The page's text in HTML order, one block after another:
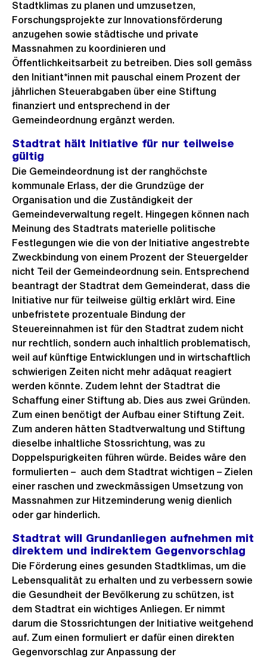
Stadtklimas zu planen und umzusetzen,
Forschungsprojekte zur Innovationsförderung
anzugehen sowie städtische und private
Massnahmen zu koordinieren und
Öffentlichkeitsarbeit zu betreiben. Dies soll gemäss
den Initiant*innen mit pauschal einem Prozent der
jährlichen Steuerabgaben über eine Stiftung
finanziert und entsprechend in der
Gemeindeordnung ergänzt werden.
Stadtrat hält Initiative für nur teilweise
gültig
Die Gemeindeordnung ist der ranghöchste
kommunale Erlass, der die Grundzüge der
Organisation und die Zuständigkeit der
Gemeindeverwaltung regelt. Hingegen können nach
Meinung des Stadtrats materielle politische
Festlegungen wie die von der Initiative angestrebte
Zweckbindung von einem Prozent der Steuergelder
nicht Teil der Gemeindeordnung sein. Entsprechend
beantragt der Stadtrat dem Gemeinderat, dass die
Initiative nur für teilweise gültig erklärt wird. Eine
unbefristete prozentuale Bindung der
Steuereinnahmen ist für den Stadtrat zudem nicht
nur rechtlich, sondern auch inhaltlich problematisch,
weil auf künftige Entwicklungen und in wirtschaftlich
schwierigen Zeiten nicht mehr adäquat reagiert
werden könnte. Zudem lehnt der Stadtrat die
Schaffung einer Stiftung ab. Dies aus zwei Gründen.
Zum einen benötigt der Aufbau einer Stiftung Zeit.
Zum anderen hätten Stadtverwaltung und Stiftung
dieselbe inhaltliche Stossrichtung, was zu
Doppelspurigkeiten führen würde. Beides wäre den
formulierten – auch dem Stadtrat wichtigen – Zielen
einer raschen und zweckmässigen Umsetzung von
Massnahmen zur Hitzeminderung wenig dienlich
oder gar hinderlich.
Stadtrat will Grundanliegen aufnehmen mit
direktem und indirektem Gegenvorschlag
Die Förderung eines gesunden Stadtklimas, um die
Lebensqualität zu erhalten und zu verbessern sowie
die Gesundheit der Bevölkerung zu schützen, ist
dem Stadtrat ein wichtiges Anliegen. Er nimmt
darum die Stossrichtungen der Initiative weitgehend
auf. Zum einen formuliert er dafür einen direkten
Gegenvorschlag zur Anpassung der